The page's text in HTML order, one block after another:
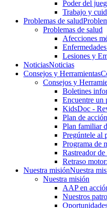
Poder del
Trabajo y
Problemas de salud
Problemas de salud
Afecciones
Lesiones y
NoticiasNoticias
Consejos y Herramientas
Consejos y
Boletines
Encuentre un
KidsDoc -
Plan de
Plan familiar
Pregúntele al
Programa de
Rastre​​ador
Retraso
Nuestra misiónNuestra
Nuestra misión
AAP en
Nuestros